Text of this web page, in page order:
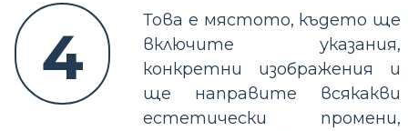
4
Това е мястото, където ще
включите указания,
конкретни изображения и
ще направите всякакви
естетически промени,